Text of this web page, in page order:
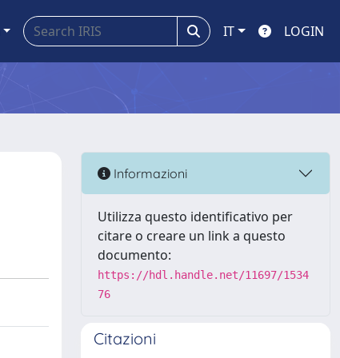
IT LOGIN
Informazioni
Utilizza questo identificativo per
citare o creare un link a questo
documento:
https://hdl.handle.net/11697/1534
76
Citazioni